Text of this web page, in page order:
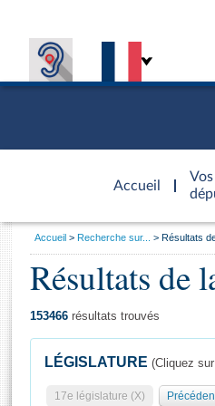
Accueil
d'accueil
Vos
Général
Vous
Accueil Recherche sur... Résultats
Résultats de
153466 résultats trouvés
LÉGISLATURE (Cliquez
17e législature (X)